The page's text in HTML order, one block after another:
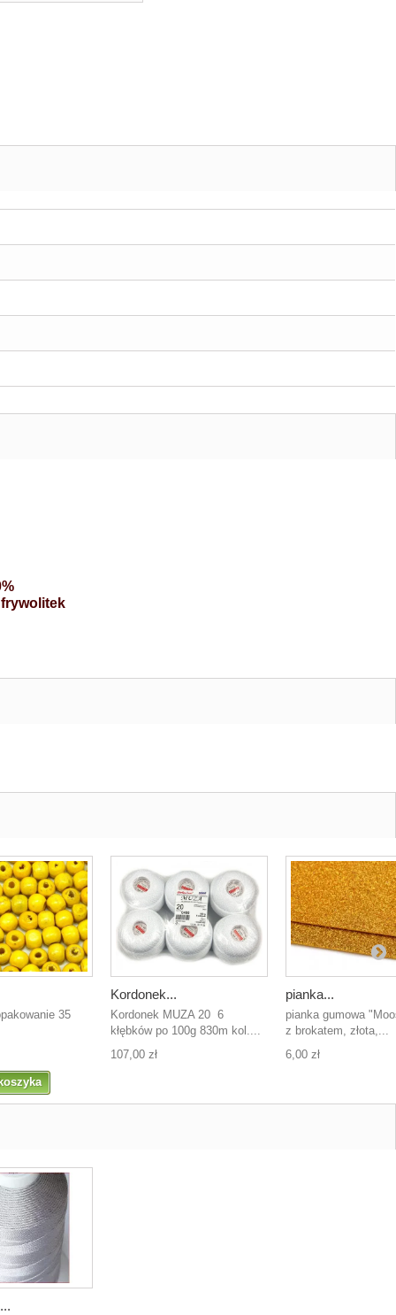
35
Kordonek...
Kordonek MUZA 20 6
kłębków po 100g 830m kol....
107,00 zł
pianka...
pianka gumowa
z brokatem, złota,...
6,00 zł